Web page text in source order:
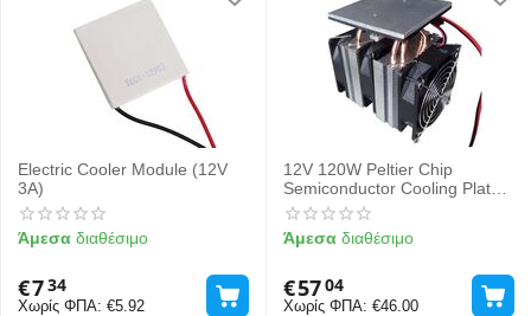
Electric Cooler Module (12V
3A)
Άμεσα διαθέσιμο
€734
Χωρίς ΦΠΑ: €5.92
12V 120W Peltier Chip
Semiconductor Cooling Plate
set
Άμεσα διαθέσιμο
€5704
Χωρίς ΦΠΑ: €46.00